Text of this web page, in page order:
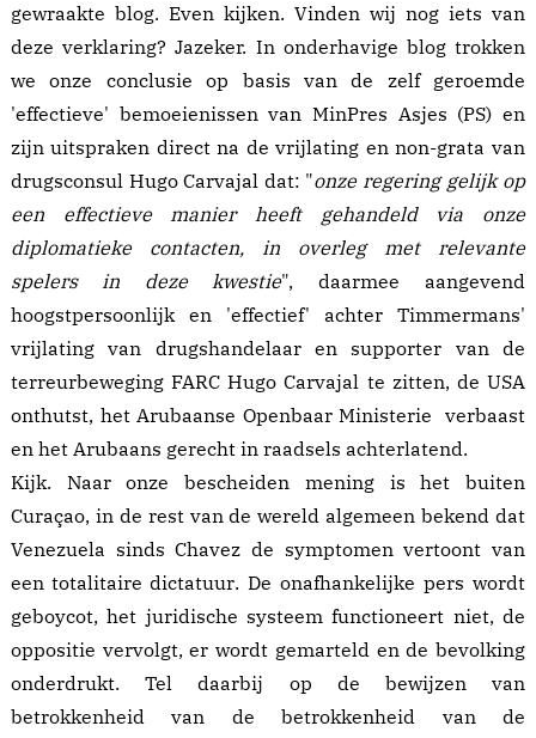
gewraakte blog. Even kijken. Vinden wij nog iets van
deze verklaring? Jazeker. In onderhavige blog trokken
we onze conclusie op basis van de zelf geroemde
'effectieve' bemoeienissen van MinPres Asjes (PS) en
zijn uitspraken direct na de vrijlating en non-grata van
drugsconsul Hugo Carvajal dat: "onze regering gelijk op
een effectieve manier heeft gehandeld via onze
diplomatieke contacten, in overleg met relevante
spelers in deze kwestie", daarmee aangevend
hoogstpersoonlijk en 'effectief' achter Timmermans'
vrijlating van drugshandelaar en supporter van de
terreurbeweging FARC Hugo Carvajal te zitten, de USA
onthutst, het Arubaanse Openbaar Ministerie verbaast
en het Arubaans gerecht in raadsels achterlatend.
Kijk. Naar onze bescheiden mening is het buiten
Curaçao, in de rest van de wereld algemeen bekend dat
Venezuela sinds Chavez de symptomen vertoont van
een totalitaire dictatuur. De onafhankelijke pers wordt
geboycot, het juridische systeem functioneert niet, de
oppositie vervolgt, er wordt gemarteld en de bevolking
onderdrukt. Tel daarbij op de bewijzen van
betrokkenheid van de betrokkenheid van de